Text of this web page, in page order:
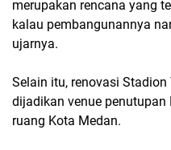
merupakan rencana yang
kalau pembangunannya
ujarnya.
Selain itu, renovasi
dijadikan venue penutupan
ruang Kota Medan.